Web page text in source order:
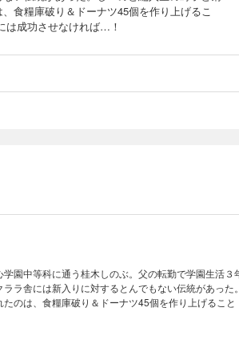
食糧庫破り＆ドーナツ45個を作り上げるこ
は成功させなければ…！
園中等科に通う桂木しのぶ。父の転勤で学園生活３
ラ舎には新入りに対するとんでもない伝統があった
たのは、食糧庫破り＆ドーナツ45個を作り上げるこ